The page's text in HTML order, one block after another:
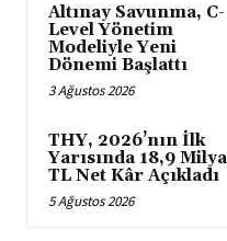
Altınay Savunma, C-
Level Yönetim
Modeliyle Yeni
Dönemi Başlattı
3 Ağustos 2026
THY, 2026’nın İlk
Yarısında 18,9
TL Net Kâr Açıkladı
5 Ağustos 2026